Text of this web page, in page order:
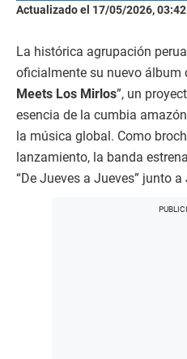
Actualizado el 17/05/2026,
La histórica agrupación
oficialmente su nuevo álbum
Meets Los Mirlos”, un
esencia de la cumbia
la música global. Como
lanzamiento, la banda
“De Jueves a Jueves” junto a